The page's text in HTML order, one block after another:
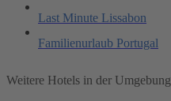
Last Minute Lissabon
Familienurlaub Portugal
Weitere Hotels in der Umgebung